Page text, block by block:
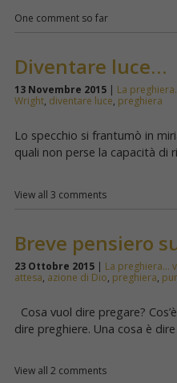
One comment so far
Diventare luce…
13 Novembre 2015| La
Wright, diventare luce, preghiera
Lo specchio si frantumò in
quali non perse la capacità di
View all 3 comments
Breve pensiero
23 Ottobre 2015| La preghiera...
attesa, azione di Dio, preghiera,
Cosa vuol dire pregare?
dire preghiere. Una cosa è
View all 2 comments